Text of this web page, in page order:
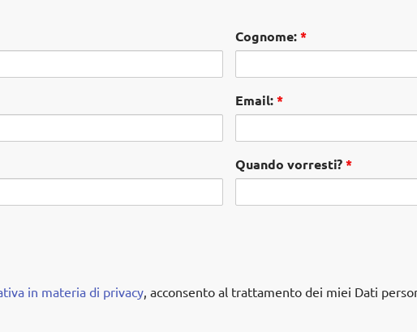
Cognome:*
Email:*
Quando vorresti?*
in materia di privacy , acconsento al trattamento dei miei Dati